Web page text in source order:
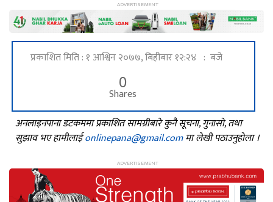
प्रकाशित मिति : १ आश्विन २०७७, बिहीबार १२:२४ : बजे
0
Shares
अनलाइनपाना डटकममा प्रकाशित सामग्रीबारे कुनै सूचना, गुनासो, तथा
सुझाव भए हामीलाईonlinepana@gmail.comमा लेखी पठाउनुहोला ।